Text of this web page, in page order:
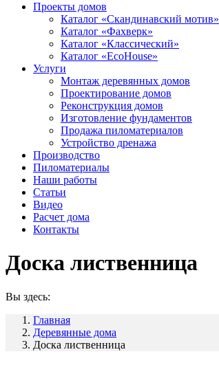
Проекты домов
Каталог «Скандинавский мотив»
Каталог «Фахверк»
Каталог «Классический»
Каталог «EcoHouse»
Услуги
Монтаж деревянных домов
Проектирование домов
Реконструкция домов
Изготовление фундаментов
Продажа пиломатериалов
Устройство дренажа
Производство
Пиломатериалы
Наши работы
Статьи
Видео
Расчет дома
Контакты
Доска лиственница
Вы здесь:
Главная
Деревянные дома
Доска лиственница